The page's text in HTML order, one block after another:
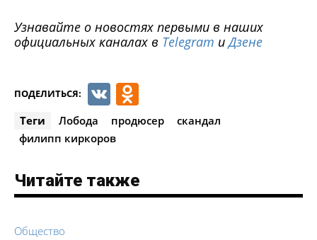
Узнавайте о новостях первыми в наших
официальных каналах в Telegram иДзене
ПОДЕЛИТЬСЯ: VK
Теги Лобода продюсер
скандал
филипп киркоров
Читайте также
Общество